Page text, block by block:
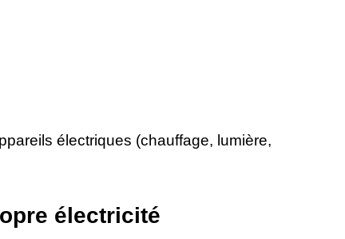
électriques (chauffage, lumière,
électricité